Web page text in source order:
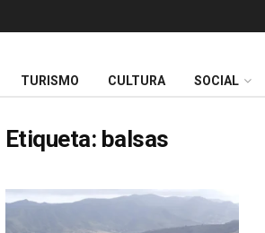
TURISMO CULTURA SOCIAL
Etiqueta: balsas